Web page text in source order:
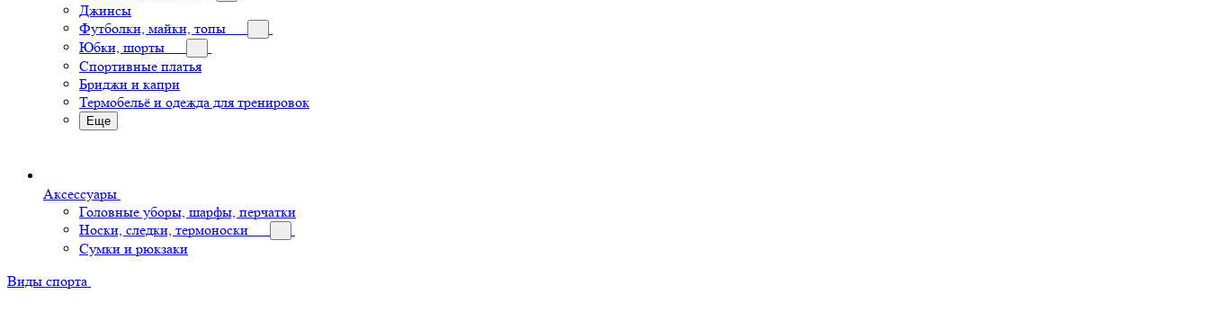
Джинсы
Футболки, майки, топы
Юбки, шорты
Спортивные платья
Бриджи и капри
Термобельё и одежда для тренировок
Еще
Аксессуары
Головные уборы, шарфы, перчатки
Носки, следки, термоноски
Сумки и рюкзаки
Виды спорта